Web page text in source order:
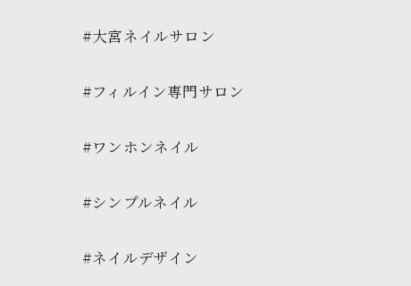
#大宮ネイルサロン
#フィルイン専門サロン
#ワンホンネイル
#シンプルネイル
#ネイルデザイン